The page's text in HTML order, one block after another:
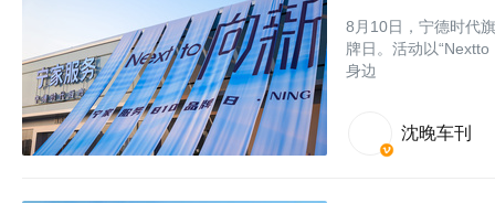
8月10日，宁德时代
牌日。活动以
身边
沈晚车刊